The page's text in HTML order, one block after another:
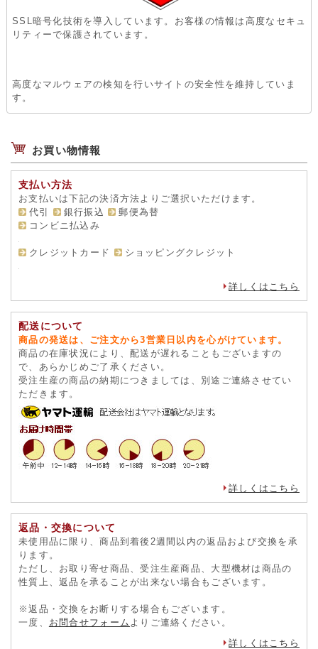
SSL暗号化技術を導入しています。お客様の情報は高度なセキュ
リティーで保護されています。
高度なマルウェアの検知を行いサイトの安全性を維持していま
す。
お買い物情報
支払い方法
お支払いは下記の決済方法よりご選択いただけます。
代引
銀行振込
郵便為替
コンビニ払込み
クレジットカード ショッピングクレジット
詳しくはこちら
配送について
商品の発送は、ご注文から3営業日以内を心がけています。
商品の在庫状況により、配送が遅れることもございますの
で、あらかじめご了承ください。
受注生産の商品の納期につきましては、別途ご連絡させてい
ただきます。
詳しくはこちら
返品・交換について
未使用品に限り、商品到着後2週間以内の返品および交換を承
ります。
ただし、お取り寄せ商品、受注生産商品、大型機材は商品の
性質上、返品を承ることが出来ない場合もございます。
※返品・交換をお断りする場合もございます。
一度、 お問合せフォーム よりご連絡ください。
詳しくはこちら